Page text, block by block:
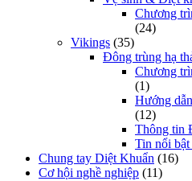
Chương
(24)
Vikings (35)
Đông trùng hạ
Chương
(1)
Hướng
(12)
Thông tin
Tin nổi
Chung tay Diệt Khuẩn (16)
Cơ hội nghề nghiệp (11)